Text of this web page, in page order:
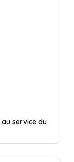
service du